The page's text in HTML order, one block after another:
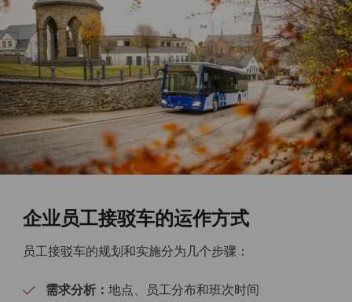
企业员工接驳车的运作方式
员工接驳车的规划和实施分为几个步骤：
需求分析：地点、员工分布和班次时间